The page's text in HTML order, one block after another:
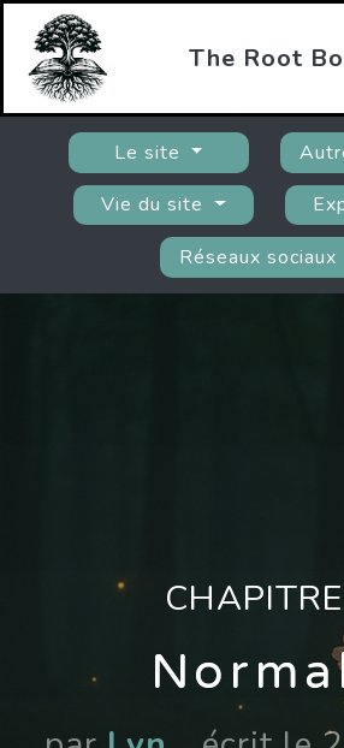
The Root
Le site
Vie du site
Réseaux sociaux